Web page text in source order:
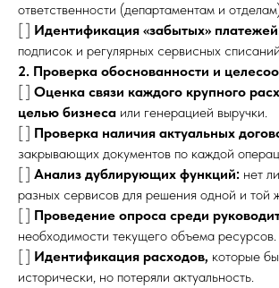
ответственности (департаментам и
[ ] Идентификация «забытых»
подписок и регулярных сервисных
2. Проверка обоснованности и
[ ] Оценка связи каждого крупного
целью бизнеса или генерацией выручки.
[ ] Проверка наличия актуальных
закрывающих документов по каждой
[ ] Анализ дублирующих функций: нет
разных сервисов для решения одной и той
[ ] Проведение опроса среди
необходимости текущего объема ресурсов.
[ ] Идентификация расходов, которые
исторически, но потеряли актуальность.